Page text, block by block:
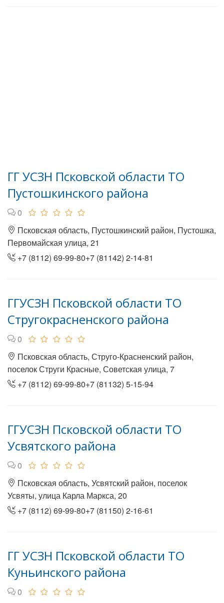
ГГ УСЗН Псковской области ТО
Пустошкинского района
0
Псковская область, Пустошкинский район, Пустошка,
Первомайская улица, 21
+7 (8112) 69-99-80+7 (81142) 2-14-81
ГГУСЗН Псковской области ТО
Стругокрасненского района
0
Псковская область, Струго-Красненский район,
поселок Струги Красные, Советская улица, 7
+7 (8112) 69-99-80+7 (81132) 5-15-94
ГГУСЗН Псковской области ТО
Усвятского района
0
Псковская область, Усвятский район, поселок
Усвяты, улица Карла Маркса, 20
+7 (8112) 69-99-80+7 (81150) 2-16-61
ГГ УСЗН Псковской области ТО
Куньинского района
0